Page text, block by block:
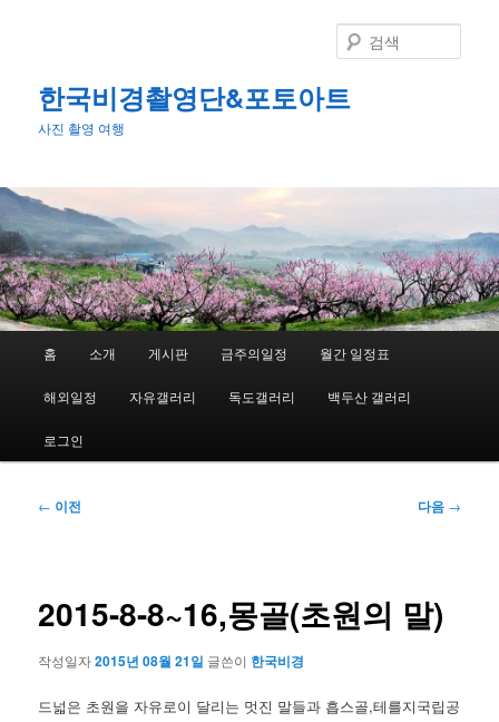
어
넘
기
한국비경촬영단&포토아트
사진 촬영 여행
색
홈 소개 게시판 금주의일정 월간 일정표
해외일정 자유갤러리 독도갤러리 백두산 갤러리
로그인
글
션
← 이전 다음 →
2015-8-8~16,몽골(초원의 말)
작성일자2015년 08월 21일 글쓴이 한국비경
드넓은 초원을 자유로이 달리는 멋진 말들과 흡스골,테를지국립공